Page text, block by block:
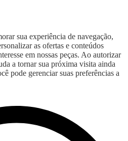
sua experiência de navegação,
as ofertas e conteúdos
em nossas peças. Ao autorizar
a tornar sua próxima visita ainda
pode gerenciar suas preferências a